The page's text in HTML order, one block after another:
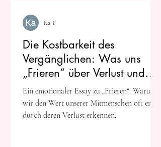
Die Kostbarkeit des
Vergänglichen: Was uns
„Frieren“ über Verlust und
Erinnerung lehrt
Ein emotionaler Essay zu „Frieren“: Warum
wir den Wert unserer Mitmenschen oft erst
durch deren Verlust erkennen.
Ka T